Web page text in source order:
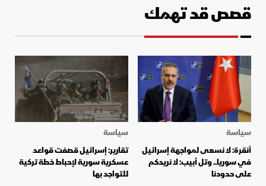
قصص قد تهمك
سياسة
أنقرة: لا نسعى لمواجهة إسرائيل
في سوريا.. وتل أبيب: لا نريدكم
على حدودنا
سياسة
تقارير: إسرائيل قصفت قواعد
عسكرية سورية لإحباط خطة تركية
للتواجد بها